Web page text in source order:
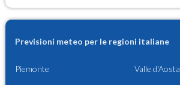
Previsioni meteo per le regioni italiane
Piemonte Valle d'Aosta